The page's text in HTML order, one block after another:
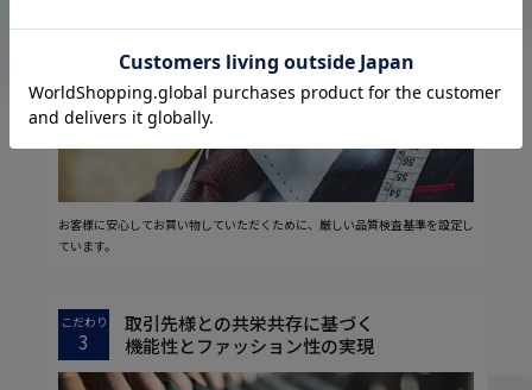
お客様に安心してお買い物していただくために、厳しい品質検査基準を設定し
ています。
こだわり
3
取引先様との共栄共存に基づく
機能性とファッション性の実現